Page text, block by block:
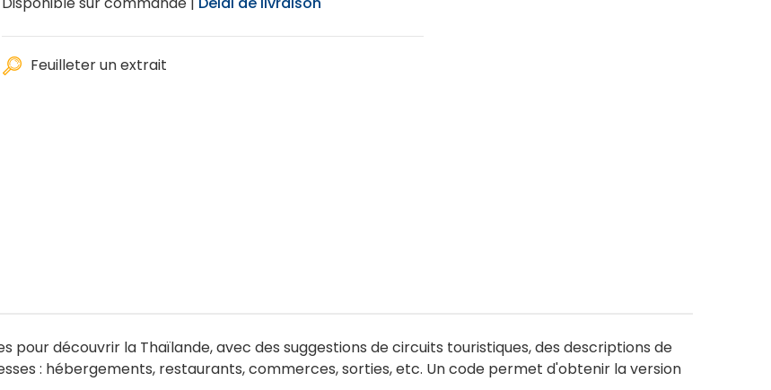
Feuilleter un extrait
pour découvrir la Thaïlande, avec des suggestions de circuits touristiques, des descriptions de
: hébergements, restaurants, commerces, sorties, etc. Un code permet d'obtenir la version